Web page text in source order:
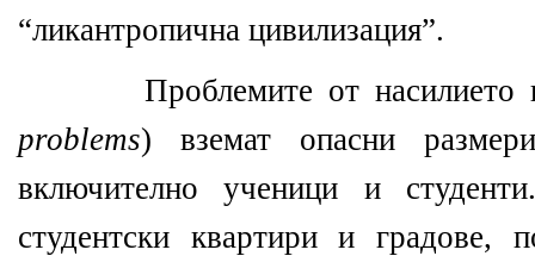
“ликантропична цивилизация”.
Проблемите от
problems) вземат опасни
включително ученици и
студентски квартири и градове,